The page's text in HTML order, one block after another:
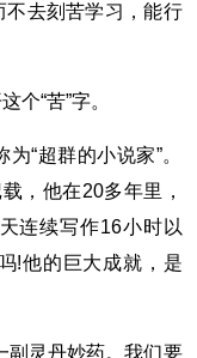
不去刻苦学习，能行
个“苦”字。
“超群的小说家”。
，他在20多年里，
连续写作16小时以
!他的巨大成就，是
副灵丹妙药。我们要